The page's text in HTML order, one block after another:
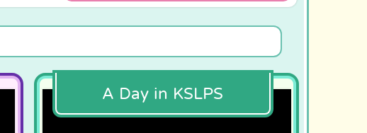
A Day in KSLPS